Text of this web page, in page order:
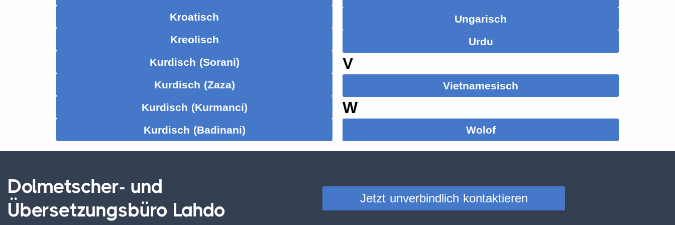
Kroatisch
Kreolisch
Kurdisch (Sorani)
Kurdisch (Zaza)
Kurdisch (Kurmanci)
Kurdisch (Badinani)
Ungarisch
Urdu
V
Vietnamesisch
W
Wolof
Dolmetscher- und
Übersetzungsbüro Lahdo
Jetzt unverbindlich kontaktieren